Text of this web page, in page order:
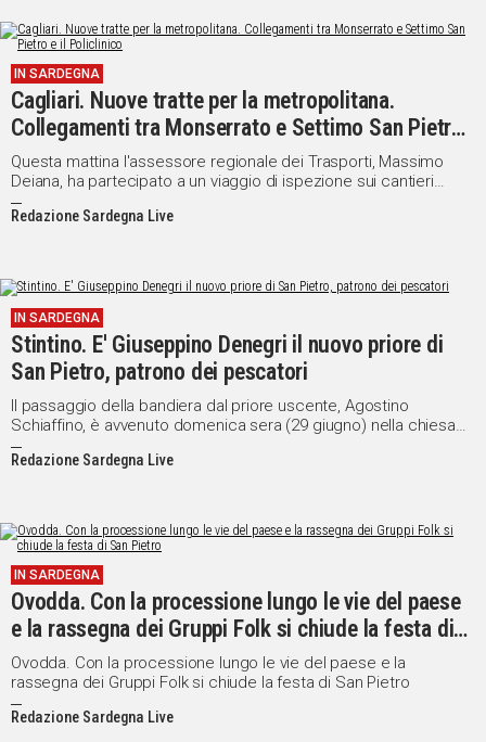
IN SARDEGNA
Cagliari. Nuove tratte per la metropolitana.
Collegamenti tra Monserrato e Settimo San Pietro
e il Policlinico
Questa mattina l'assessore regionale dei Trasporti, Massimo
Deiana, ha partecipato a un viaggio di ispezione sui cantieri
conclusi delle due nuove linee della rete metropolitana di
Cagliari che collegheranno Monserrato (San Gottardo) a Settimo
Redazione Sardegna Live
IN SARDEGNA
Stintino. E' Giuseppino Denegri il nuovo priore di
San Pietro, patrono dei pescatori
Il passaggio della bandiera dal priore uscente, Agostino
Schiaffino, è avvenuto domenica sera (29 giugno) nella chiesa
parrocchiale dell'Immacolata Concezione, davanti ai tanti fedeli
che hanno voluto essere presenti alla cerimonia.
Redazione Sardegna Live
IN SARDEGNA
Ovodda. Con la processione lungo le vie del paese
e la rassegna dei Gruppi Folk si chiude la festa di
San Pietro
Ovodda. Con la processione lungo le vie del paese e la
rassegna dei Gruppi Folk si chiude la festa di San Pietro
Redazione Sardegna Live